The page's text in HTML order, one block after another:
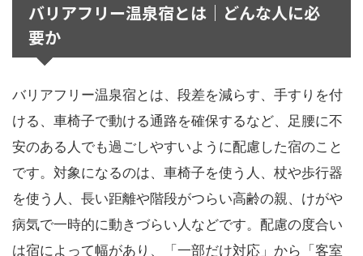
バリアフリー温泉宿とは｜どんな人に必
要か
バリアフリー温泉宿とは、段差を減らす、手すりを付
ける、車椅子で動ける通路を確保するなど、足腰に不
安のある人でも過ごしやすいように配慮した宿のこと
です。対象になるのは、車椅子を使う人、杖や歩行器
を使う人、長い距離や階段がつらい高齢の親、けがや
病気で一時的に動きづらい人などです。配慮の度合い
は宿によって幅があり、「一部だけ対応」から「客室